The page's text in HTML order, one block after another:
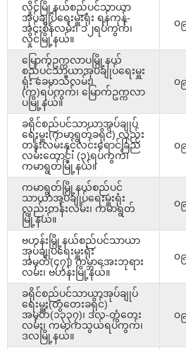
လှိုင်မြို့နယ်စည်ပင်သာယာ
အုပ်ချုပ်ရေးမှူးရုံး ရန်ကုန်-
အင်းစိန်လမ်း၊ ၁၂ရပ်ကွက်၊
လှိုင်မြို့နယ်။
၀
မြောက်ဥက္ကလာပမြို့နယ်
စည်ပင်သာယာအုပ်ချုပ်ရေးမှူး
ရုံး ခေမာသီလမ်း၊
(က)ရပ်ကွက်၊ မြောက်ဥက္ကလာ
ပမြို့နယ်။
၀
ခရိုင်စည်ပင်သာယာအုပ်ချုပ်
ရေးမှူး(ကမာရွတ်ခရိုင်) လှည်း
တန်းလမ်းနှင့်လင်းရောင်ခြည်
လမ်းထောင့်၊ (၃)ရပ်ကွက်၊
ကမာရွတ်မြို့နယ်။
၀
ကမာရွတ်မြို့နယ်စည်ပင်
သာယာအုပ်ချုပ်ရေးမှူးရုံး
လှည်းတန်းလမ်း၊ ကမာရွတ်
မြို့နယ်။
၀
ဗဟန်းမြို့နယ်စည်ပင်သာယာ
အုပ်ချုပ်ရေးမှူးရုံး
အမှတ်(၄၇)၊ ကမ္ဘာအေးဘုရား
လမ်း၊ ဗဟန်းမြို့နယ်။
၀
ခရိုင်စည်ပင်သာယာအုပ်ချုပ်
ရေးမှူး(တွံတေးခရိုင်)
အမှတ်(၁၃၃၇)၊ ဒလ-တွံတေး
လမ်း၊ ကမာကသွယ်ရပ်ကွက်၊
ဒလမြို့နယ်။
၀